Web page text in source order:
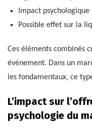
Impact psychologique
Possible effet sur la
Ces éléments combinés
événement. Dans un
les fondamentaux, ce
L’impact sur
psychologie du